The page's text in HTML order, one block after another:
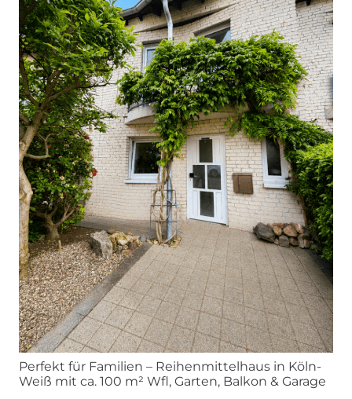
Perfekt für Familien – Reihenmittelhaus in Köln-
Weiß mit ca. 100 m² Wfl, Garten, Balkon & Garage